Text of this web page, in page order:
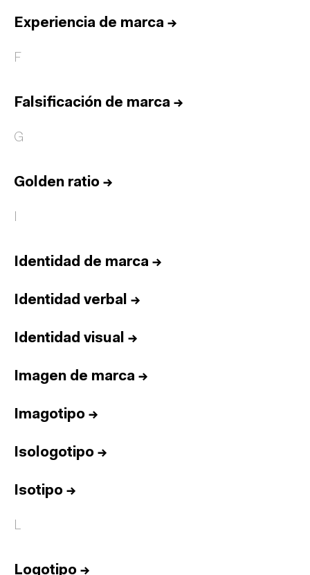
Experiencia de marca →
F
Falsificación de marca →
G
Golden ratio →
I
Identidad de marca →
Identidad verbal →
Identidad visual →
Imagen de marca →
Imagotipo →
Isologotipo →
Isotipo →
L
Logotipo →